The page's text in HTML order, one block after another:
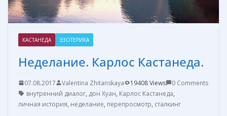
КАСТАНЕДА ЭЗОТЕРИКА
Неделание. Карлос Кастанеда.
07.08.2017 Valentina Zhitanskaya 19408 Views
0 Comments
внутренний диалог, дон Хуан, Карлос Кастанеда,
личная история, неделание, перепросмотр, сталкинг